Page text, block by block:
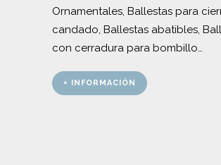
Ornamentales, Ballestas para
candado, Ballestas abatibles,
con cerradura para bombillo…
+ INFORMACIÓN